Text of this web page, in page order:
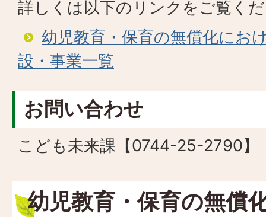
詳しくは以下のリンクをご覧く
幼児教育・保育の無償化にお
設・事業一覧
お問い合わせ
こども未来課【0744-25-2790】
幼児教育・保育の無償